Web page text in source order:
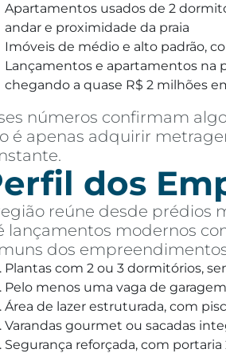
Apartamentos usados de 2
andar e proximidade da praia
Imóveis de médio e alto padrão,
Lançamentos e apartamentos na
chegando a quase R$ 2 milhões
números confirmam
é apenas adquirir
dos
reúne desde prédios
lançamentos modernos
dos
Plantas com 2 ou 3 dormitórios,
Pelo menos uma vaga de
Área de lazer estruturada, com
Varandas gourmet ou sacadas
Segurança reforçada, com